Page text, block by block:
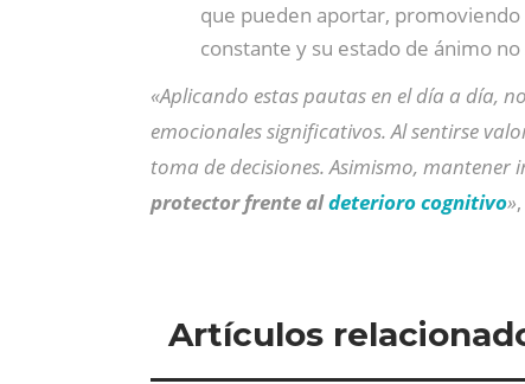
que pueden aportar,
constante y su estado de ánimo
«Aplicando estas pautas en el día a día,
emocionales significativos. Al sentirse
toma de decisiones. Asimismo,
protector frente aldeterioro cognitivo»
Artículos